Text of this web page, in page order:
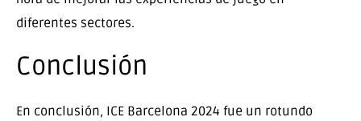
diferentes sectores.
Conclusión
En conclusión, ICE Barcelona 2024 fue un rotundo